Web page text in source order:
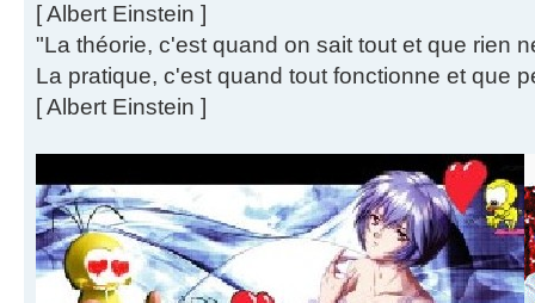
[ Albert Einstein ]
"La théorie, c'est quand on sait tout et que rien
La pratique, c'est quand tout fonctionne et que
[ Albert Einstein ]